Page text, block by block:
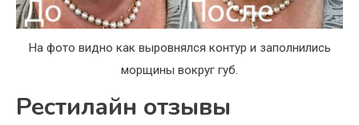
На фото видно как выровнялся контур и заполнились
морщины вокруг губ.
Рестилайн отзывы